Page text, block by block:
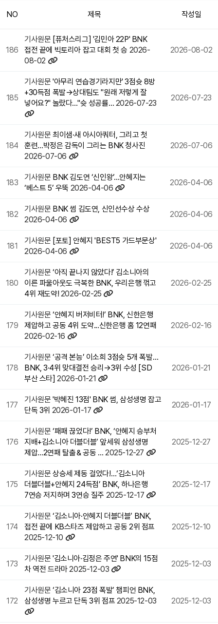
NO 제목 작성일
186
기사원문 [퓨처스리그] '김민아 22P' BNK
접전 끝에 빅토리아 잡고 대회 첫 승 2026-
08-02
2026-08-02
185
기사원문 '아무리 연습경기라지만' 3점슛 8방
+30득점 폭발→상대팀도 "원래 저렇게 잘
넣어요?" 놀랐다…"슛 성공률… 2026-07-23
2026-07-23
184
기사원문 최이샘·새 아시아쿼터, 그리고 첫
훈련…박정은 감독이 그리는 BNK 청사진
2026-07-06
2026-07-06
183
기사원문 BNK 김도연 ‘신인왕’…안혜지는
‘베스트 5’ 우뚝 2026-04-06
2026-04-06
182
기사원문 BNK 썸 김도연, 신인선수상 수상
2026-04-06
2026-04-06
181
기사원문 [포토] 안혜지 'BEST5 가드부문상'
2026-04-06
2026-04-06
180
기사원문 ‘아직 끝나지 않았다!’ 김소니아의
이른 파울아웃도 극복한 BNK, 우리은행 꺾고
4위 재도약! 2026-02-25
2026-02-25
179
기사원문 ‘안혜지 버저비터!’ BNK, 신한은행
제압하고 공동 4위 도약...신한은행 홈 12연패
2026-02-16
2026-02-16
178
기사원문 ‘공격 본능’ 이소희 3점슛 5개 폭발…
BNK, 3·4위 맞대결전 승리→3위 수성 [SD
부산 스타]2026-01-21
2026-01-21
177
기사원문 '박혜진 13점' BNK 썸, 삼성생명 잡고
단독 3위 2026-01-17
2026-01-17
176
기사원문 ‘패패 끊었다!’ BNK, ‘안혜지 승부처
지배+김소니아 더블더블’ 앞세워 삼성생명
제압…2연패 탈출＆공동 …2025-12-27
2025-12-27
175
기사원문 상승세 제동 걸었다!…‘김소니아
더블더블+안혜지 24득점’ BNK, 하나은행
7연승 저지하며 3연승 질주 2025-12-17
2025-12-17
174
기사원문 ‘김소니아·안혜지 더블더블’ BNK,
접전 끝에 KB스타즈 제압하고 공동 2위 점프
2025-12-10
2025-12-10
173
기사원문 '김소니아·김정은 주연' BNK의 15점
차 역전 드라마2025-12-03
2025-12-03
172
기사원문 ‘김소니아 23점 폭발’ 챔피언 BNK,
삼성생명 누르고 단독 3위 점프 2025-12-03 2025-12-03